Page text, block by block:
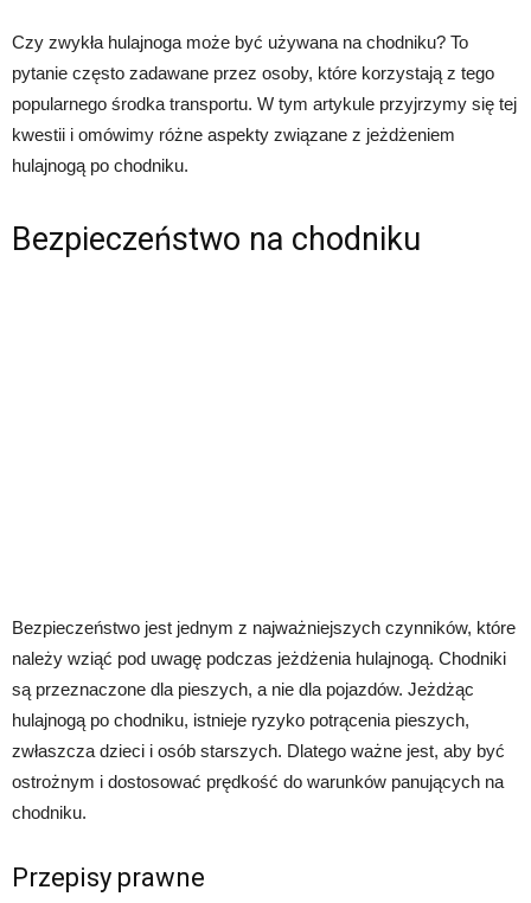
Czy zwykła hulajnoga może być używana na chodniku? To
pytanie często zadawane przez osoby, które korzystają z tego
popularnego środka transportu. W tym artykule przyjrzymy się tej
kwestii i omówimy różne aspekty związane z jeżdżeniem
hulajnogą po chodniku.
Bezpieczeństwo na chodniku
Bezpieczeństwo jest jednym z najważniejszych czynników, które
należy wziąć pod uwagę podczas jeżdżenia hulajnogą. Chodniki
są przeznaczone dla pieszych, a nie dla pojazdów. Jeżdżąc
hulajnogą po chodniku, istnieje ryzyko potrącenia pieszych,
zwłaszcza dzieci i osób starszych. Dlatego ważne jest, aby być
ostrożnym i dostosować prędkość do warunków panujących na
chodniku.
Przepisy prawne